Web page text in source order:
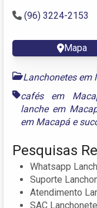
(96) 3224-2153
Mapa
Lanchonetes em
cafés em
lanche em
em Macapáe
Pesquisas
Whatsapp
Suporte
Atendimento
SAC